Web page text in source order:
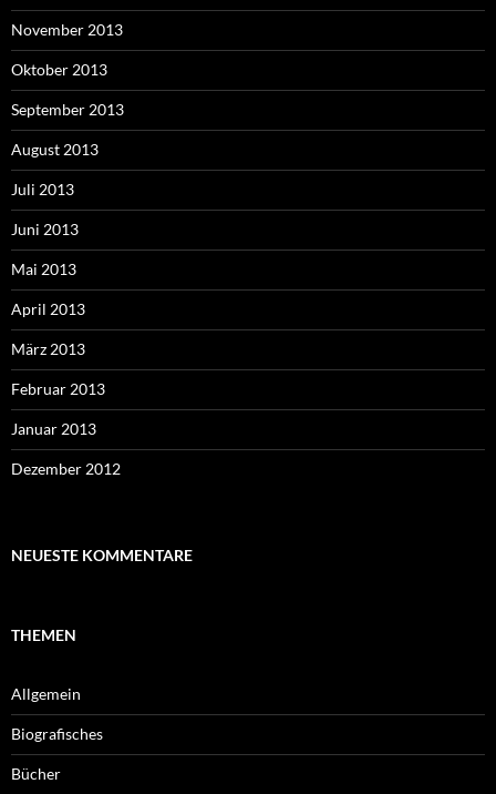
November 2013
Oktober 2013
September 2013
August 2013
Juli 2013
Juni 2013
Mai 2013
April 2013
März 2013
Februar 2013
Januar 2013
Dezember 2012
NEUESTE KOMMENTARE
THEMEN
Allgemein
Biografisches
Bücher